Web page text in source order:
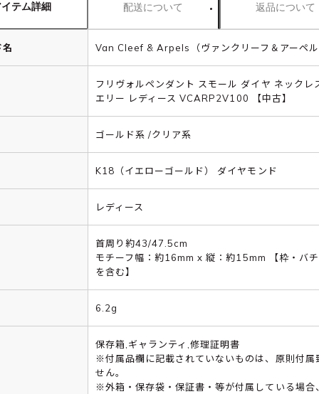
テム詳細 配送について 返品について
Van Cleef & Arpels（ヴァンクリーフ＆アーペ
フリヴォルペンダント スモール ダイヤ ネックレ
エリー レディース VCARP2V100 【中古】
ゴールド系 /クリア系
K18（イエローゴールド） ダイヤモンド
レディース
首周り約43/47.5cm
モチーフ幅：約16mm x 縦：約15mm 【枠・バ
を含む】
6.2g
保存箱,ギャランティ,修理証明書
※付属品欄に記載されていないものは、原則付属
せん。
※外箱・保存袋・保証書・等が付属している場合